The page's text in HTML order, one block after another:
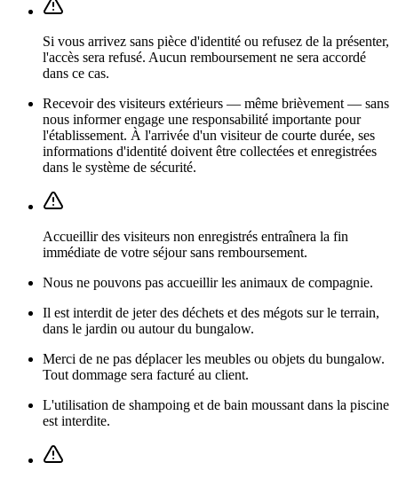
Si vous arrivez sans pièce d'identité ou refusez de la présenter,
l'accès sera refusé. Aucun remboursement ne sera accordé
dans ce cas.
Recevoir des visiteurs extérieurs — même brièvement — sans
nous informer engage une responsabilité importante pour
l'établissement. À l'arrivée d'un visiteur de courte durée, ses
informations d'identité doivent être collectées et enregistrées
dans le système de sécurité.
Accueillir des visiteurs non enregistrés entraînera la fin
immédiate de votre séjour sans remboursement.
Nous ne pouvons pas accueillir les animaux de compagnie.
Il est interdit de jeter des déchets et des mégots sur le terrain,
dans le jardin ou autour du bungalow.
Merci de ne pas déplacer les meubles ou objets du bungalow.
Tout dommage sera facturé au client.
L'utilisation de shampoing et de bain moussant dans la piscine
est interdite.